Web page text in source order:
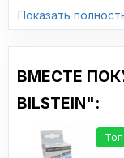
части, таких
С 1998 года
упаковщиков
Показать
ВМЕСТЕ
BILSTEIN":